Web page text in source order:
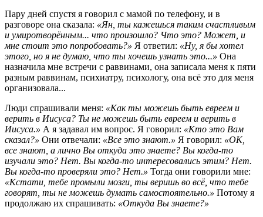
Пару дней спустя я говорил с мамой по телефону, и в
разговоре она сказала: «Ян, ты кажешься таким счастливым
и умиротворённым... что произошло? Что это? Может, и
мне стоит это попробовать?» Я ответил: «Ну, я бы хотел
этого, но я не думаю, что ты хочешь узнать это...» Она
назначила мне встречи с раввинами, она записала меня к пяти
разным раввинам, психиатру, психологу, она всё это для меня
организовала...
Люди спрашивали меня: «Как ты можешь быть евреем и
верить в Иисуса? Ты не можешь быть евреем и верить в
Иисуса.» А я задавал им вопрос. Я говорил: «Кто это Вам
сказал?» Они отвечали: «Все это знают.» Я говорил: «ОК,
все знают, а лично Вы откуда это знаете? Вы когда-то
изучали это? Нет. Вы когда-то интересовались этим? Нет.
Вы когда-то проверяли это? Нет.» Тогда они говорили мне:
«Кстати, тебе промыли мозги, ты веришь во всё, что тебе
говорят, ты не можешь думать самостоятельно.» Потому я
продолжаю их спрашивать: «Откуда Вы знаете?»